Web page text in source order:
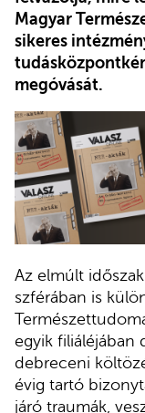
Magyar
sikeres
megóvását.
Az elmúlt
szférában is
egyik filiáléjában
debreceni
évig tartó
járó traumák,